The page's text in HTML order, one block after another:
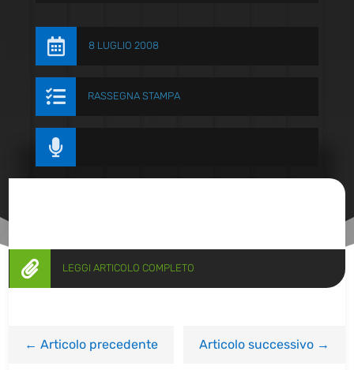
 8 LUGLIO 2008
 RASSEGNA STAMPA

 LEGGI ARTICOLO COMPLETO
←Articolo precedente Articolo successivo→